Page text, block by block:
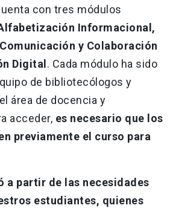
con tres módulos
Informacional,
y Colaboración
Digital . Cada módulo ha sido
de bibliotecólogos y
área de docencia y
acceder, es necesario que los
previamente el curso para
a partir de las necesidades
estudiantes, quienes